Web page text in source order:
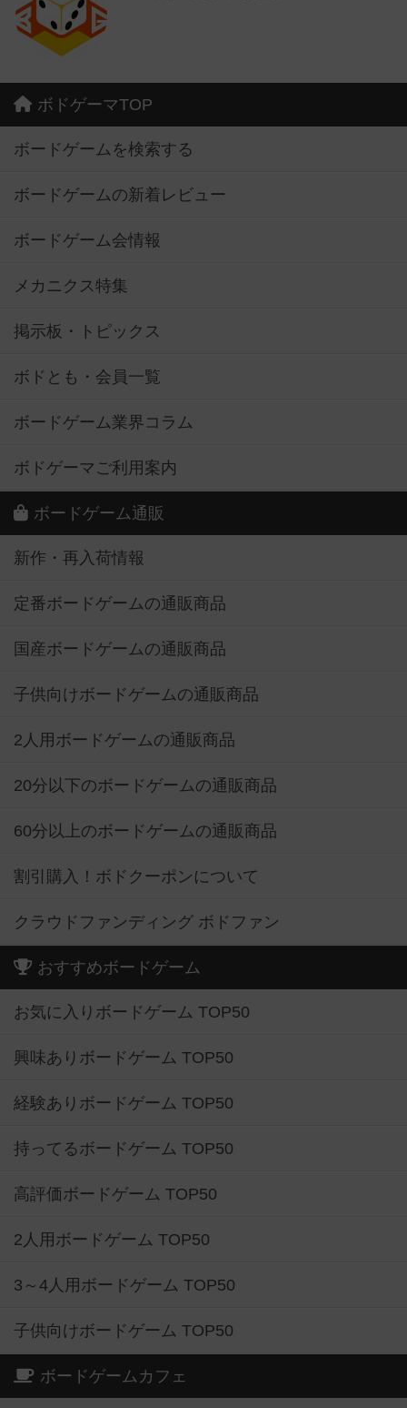
ボドゲーマTOP
ボードゲームを検索する
ボードゲームの新着レビュー
ボードゲーム会情報
メカニクス特集
掲示板・トピックス
ボドとも・会員一覧
ボードゲーム業界コラム
ボドゲーマご利用案内
ボードゲーム通販
新作・再入荷情報
定番ボードゲームの通販商品
国産ボードゲームの通販商品
子供向けボードゲームの通販商品
2人用ボードゲームの通販商品
20分以下のボードゲームの通販商品
60分以上のボードゲームの通販商品
割引購入！ボドクーポンについて
クラウドファンディング ボドファン
おすすめボードゲーム
お気に入りボードゲーム TOP50
興味ありボードゲーム TOP50
経験ありボードゲーム TOP50
持ってるボードゲーム TOP50
高評価ボードゲーム TOP50
2人用ボードゲーム TOP50
3～4人用ボードゲーム TOP50
子供向けボードゲーム TOP50
ボードゲームカフェ